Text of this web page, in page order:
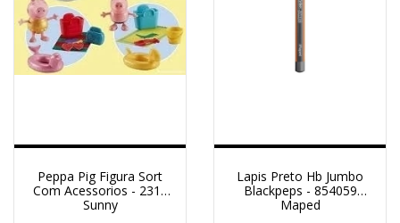
Peppa Pig Figura Sort
Com Acessorios - 2317
Sunny
Lapis Preto Hb Jumbo
Blackpeps - 854059
Maped